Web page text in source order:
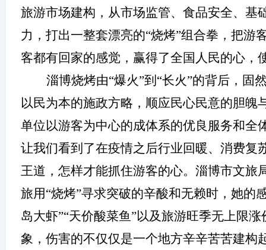
旅游市场建构，从市场监管、食品安全、基
力，打出一整套漂亮的“烧烤”组合拳，把游
客都有回家的感觉，赢得了全国人民的心，
淄博烧烤由“爆火”到“长火”的背后，固
以民为本的施政方略，顺应民心民意的胆
单位以游客为中心的成体系的优良服务和全
让我们看到了在疫情之后行业回暖、消费复
王道，怎样才能抓住游客的心。淄博市文旅
旅用“烧烤”寻求突破的辛酸和无赖时，她的
岛大虾”“天价酸菜鱼”以及旅游旺季无上限
象，伤害的不仅仅是一个地方辛辛苦苦建构